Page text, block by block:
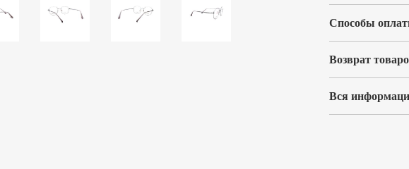
Способы
Возврат
Вся